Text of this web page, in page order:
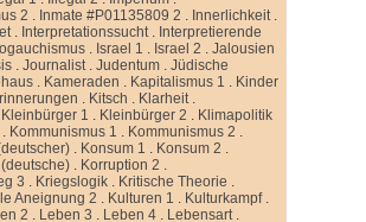
2 . Inmate #P01135809 2 . Innerlichkeit.
. Interpretationssucht. Interpretierende
. Israel 1 . Israel 2 .Jalousien
.Journalist.Judentum .Jüdische
. Kameraden . Kapitalismus 1 . Kinder
. Kitsch . Klarheit.
Kleinbürger 1 . Kleinbürger 2 . Klimapolitik
. Kommunismus 1 . Kommunismus 2 .
. Konsum 1 . Konsum 2 .
. Korruption 2 .
3 . Kriegslogik . Kritische Theorie .
Aneignung 2 . Kulturen 1 . Kulturkampf.
2 . Leben 3 . Leben 4 . Lebensart.